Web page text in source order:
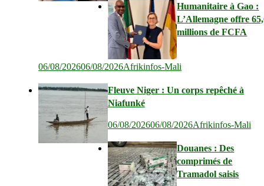
Humanitaire à Gao :
L’Allemagne offre
millions de FCFA
06/08/202606/08/2026Afrikinfos-Mali
Fleuve Niger : Un corps repêché à
Niafunké
06/08/202606/08/2026Afrikinfos-Mali
Douanes : Des
comprimés de
Tramadol saisis